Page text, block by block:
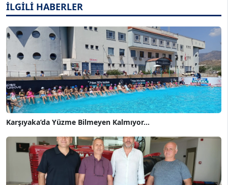
İLGİLİ HABERLER
Karşıyaka’da Yüzme Bilmeyen Kalmıyor...